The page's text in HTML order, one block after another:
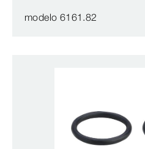
modelo 6161.82